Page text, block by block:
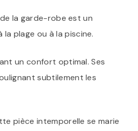
la garde-robe est un
plage ou à la piscine.
un confort optimal. Ses
subtilement les
pièce intemporelle se marie